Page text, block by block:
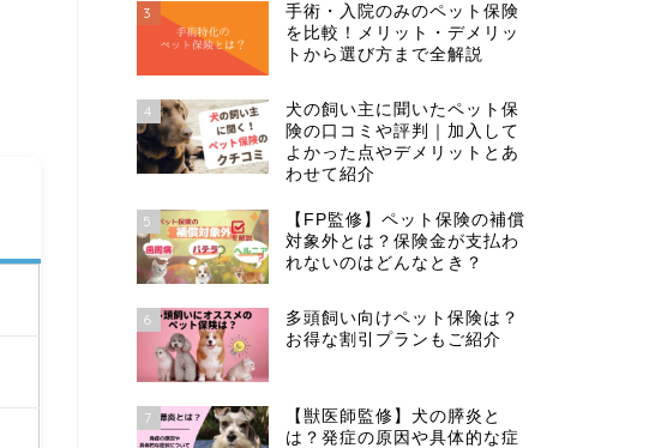
3
手術・入院のみのペット保険
を比較！メリット・デメリッ
トから選び方まで全解説
4
犬の飼い主に聞いたペット保
険の口コミや評判｜加入して
よかった点やデメリットとあ
わせて紹介
5
【FP監修】ペット保険の補償
対象外とは？保険金が支払わ
れないのはどんなとき？
6
多頭飼い向けペット保険は？
お得な割引プランもご紹介
7
【獣医師監修】犬の膵炎と
は？発症の原因や具体的な症